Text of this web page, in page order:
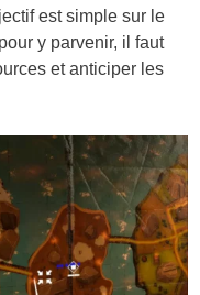
est simple sur le
y parvenir, il faut
et anticiper les